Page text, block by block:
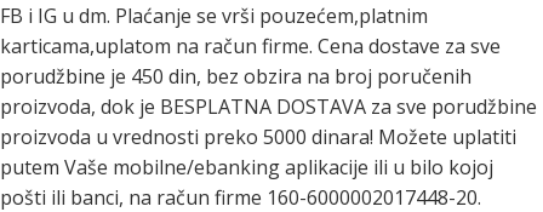
FB i IG u dm. Plaćanje se vrši pouzećem,platnim
karticama,uplatom na račun firme. Cena dostave za sve
porudžbine je 450 din, bez obzira na broj poručenih
proizvoda, dok je BESPLATNA DOSTAVA za sve porudžbine
proizvoda u vrednosti preko 5000 dinara! Možete uplatiti
putem Vaše mobilne/ebanking aplikacije ili u bilo kojoj
pošti ili banci, na račun firme 160-6000002017448-20.